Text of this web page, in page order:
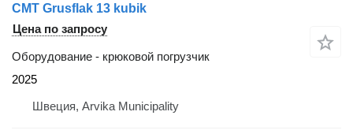
CMT Grusflak 13 kubik
Цена по запросу
Оборудование - крюковой погрузчик
2025
Швеция, Arvika Municipality